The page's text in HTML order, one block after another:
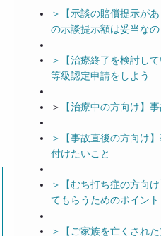
＞【示談の賠償提示が
の示談提示額は妥当なの
＞【治療終了を検討し
等級認定申請をしよう
＞ 【治療中の方向け】
＞【事故直後の方向け
付けたいこと
＞【むち打ち症の方向
てもらうためのポイント
＞【ご家族を亡くされ